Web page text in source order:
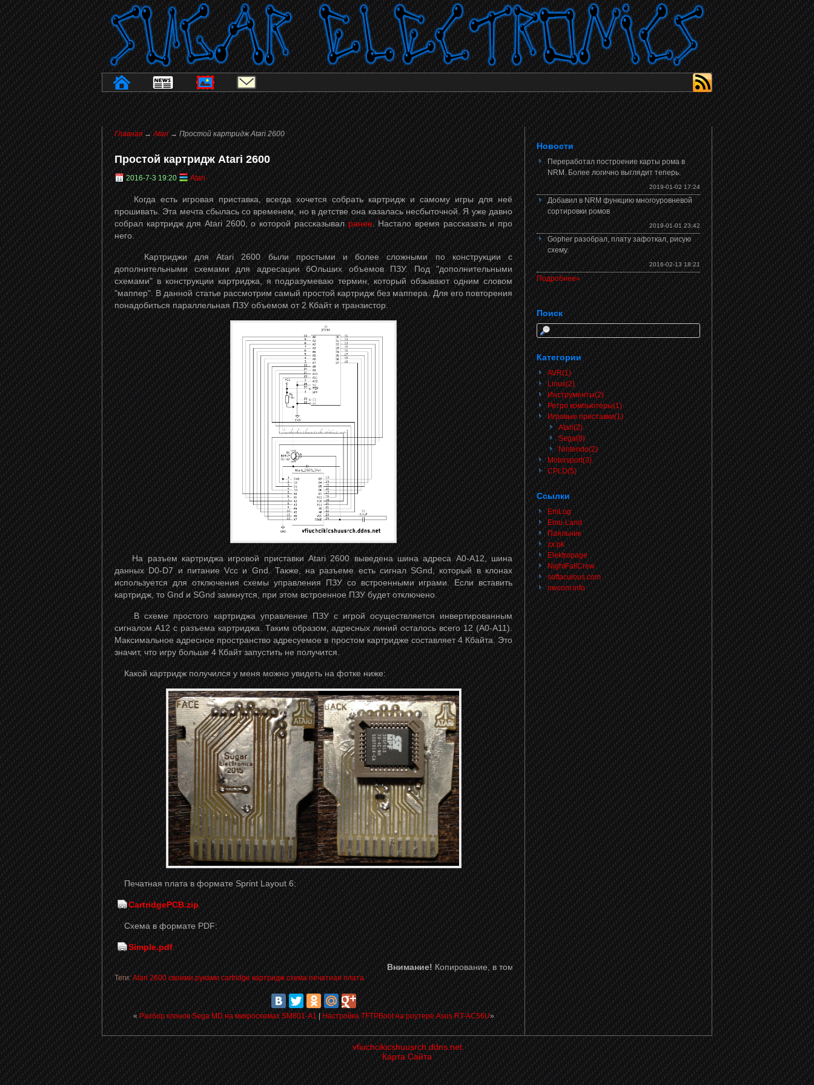
Главная→Atari → Простой картридж Atari 2600
Простой картридж Atari 2600
2016-7-3 19:20 Atari
Когда есть игровая приставка, всегда хочется собрать картридж и самому игры для неё
прошивать. Эта мечта сбылась со временем, но в детстве она казалась несбыточной. Я уже давно
собрал картридж для Atari 2600, о которой рассказывал ранее. Настало время рассказать и про
него.
Картриджи для Atari 2600 были простыми и более сложными по конструкции с
дополнительными схемами для адресации бОльших объемов ПЗУ. Под "дополнительными
схемами" в конструкции картриджа, я подразумеваю термин, который обзывают одним словом
"маппер". В данной статье рассмотрим самый простой картридж без маппера. Для его повторения
понадобиться параллельная ПЗУ объемом от 2 Кбайт и транзистор.
На разъем картриджа игровой приставки Atari 2600 выведена шина адреса A0-A12, шина
данных D0-D7 и питание Vcc и Gnd. Также, на разъеме есть сигнал SGnd, который в клонах
используется для отключения схемы управления ПЗУ со встроенными играми. Если вставить
картридж, то Gnd и SGnd замкнутся, при этом встроенное ПЗУ будет отключено.
В схеме простого картриджа управление ПЗУ с игрой осуществляется инвертированным
сигналом A12 с разъема картриджа. Таким образом, адресных линий осталось всего 12 (A0-A11).
Максимальное адресное пространство адресуемое в простом картридже составляет 4 Кбайта. Это
значит, что игру больше 4 Кбайт запустить не получится.
Какой картридж получился у меня можно увидеть на фотке ниже:
Печатная плата в формате Sprint Layout 6:
CartridgePCB.zip
Схема в формате PDF:
Simple.pdf
Внимание!Копирование, в том числе частичное, запрещено!
Теги: Atari 2600 своими руками cartridge картридж схема печатная плата
« Разбор клонов Sega MD на микросхемах SM801-A1| Настройка TFTPBoot на роутере Asus RT-AC56U»
Новости
Переработал построение карты рома в
NRM. Более логично выглядит теперь.
2019-01-02 17:24
Добавил в NRM функцию многоуровневой
сортировки ромов
2019-01-01 23:42
Gopher разобрал, плату зафоткал, рисую
схему.
2016-02-13 18:21
Подробнее»
Поиск
Категории
AVR(1)
Linux(2)
Инструменты(2)
Ретро компьютеры(1)
Игровые приставки(1)
Atari(2)
Sega(8)
Nintendo(2)
Motorsport(3)
CPLD(5)
Ссылки
EmLog
Emu-Land
Паяльник
zx.pk
Elektropage
NightFallCrew
softaculous.com
nwcom.info
vfiuchcikicshuusrch.ddns.net
Карта Сайта